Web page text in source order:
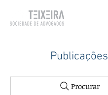
Publicações
Procurar